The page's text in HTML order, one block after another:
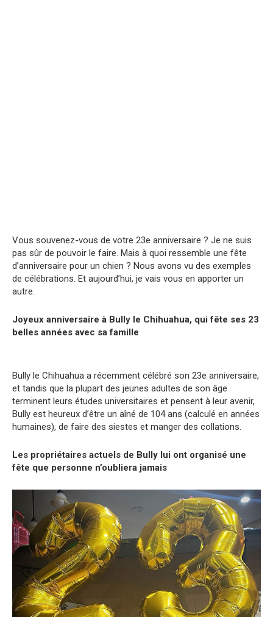
Vous souvenez-vous de votre 23e anniversaire ? Je ne suis
pas sûr de pouvoir le faire. Mais à quoi ressemble une fête
d’anniversaire pour un chien ? Nous avons vu des exemples
de célébrations. Et aujourd’hui, je vais vous en apporter un
autre.
Joyeux anniversaire à Bully le Chihuahua, qui fête ses 23
belles années avec sa famille
Bully le Chihuahua a récemment célébré son 23e anniversaire,
et tandis que la plupart des jeunes adultes de son âge
terminent leurs études universitaires et pensent à leur avenir,
Bully est heureux d’être un aîné de 104 ans (calculé en années
humaines), de faire des siestes et manger des collations.
Les propriétaires actuels de Bully lui ont organisé une
fête que personne n’oubliera jamais